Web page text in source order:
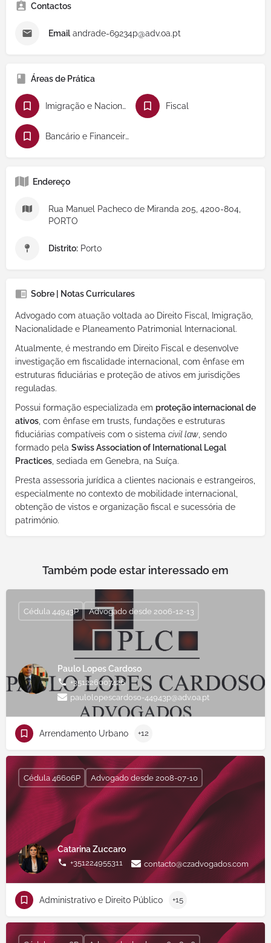
Contactos
Emailandrade-69234p@adv.oa.pt
Áreas de Prática
Imigração e Nacionalidade Fiscal
Bancário e Financeiro
Endereço
Rua Manuel Pacheco de Miranda 205, 4200-804,
PORTO
Distrito: Porto
Sobre | Notas Curriculares
Advogado com atuação voltada ao Direito Fiscal, Imigração,
Nacionalidade e Planeamento Patrimonial Internacional.
Atualmente, é mestrando em Direito Fiscal e desenvolve
investigação em fiscalidade internacional, com ênfase em
estruturas fiduciárias e proteção de ativos em jurisdições
reguladas.
Possui formação especializada em proteção internacional de
ativos, com ênfase em trusts, fundações e estruturas
fiduciárias compatíveis com o sistema civil law, sendo
formado pela Swiss Association of International Legal
Practices, sediada em Genebra, na Suíça.
Presta assessoria jurídica a clientes nacionais e estrangeiros,
especialmente no contexto de mobilidade internacional,
obtenção de vistos e organização fiscal e sucessória de
património.
Também pode estar interessado em
Paulo Lopes Cardoso
+351226007426
paulolopescardoso-44943p@adv.oa.pt
Cédula 44943P Advogado desde 2006-12-13
Arrendamento Urbano +12
Catarina Zuccaro
+351224955311 contacto@czadvogados.com
Cédula 46606P Advogado desde 2008-07-10
Administrativo e Direito Público +15